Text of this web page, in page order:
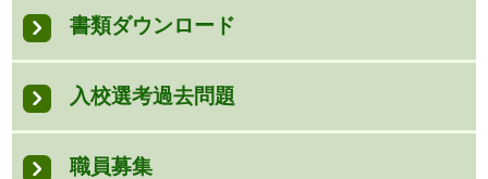
書類ダウンロード
入校選考過去問題
職員募集